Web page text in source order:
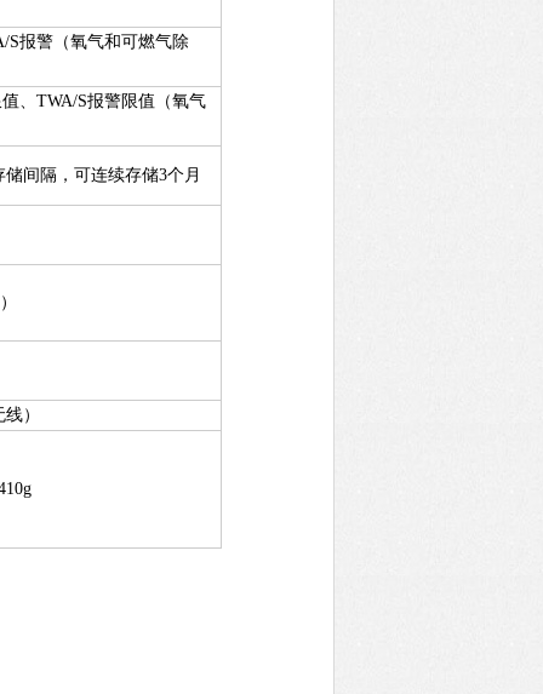
S报警（氧气和可燃气除
、TWA/S报警限值（氧气
间隔，可连续存储3个月
）